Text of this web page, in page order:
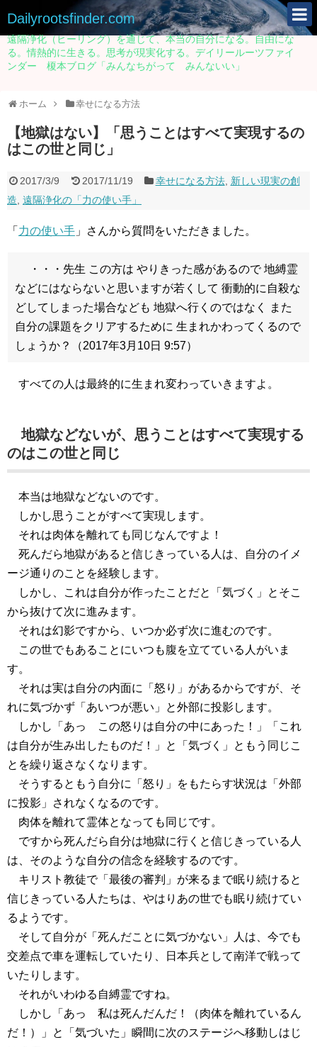
Dailyrootsfinder.com
遠隔浄化（ヒーリング）を通じて、本当の自分になる。自由にな
る。情熱的に生きる。思考が現実化する。デイリールーツファイ
ンダー 榎本ブログ「みんなちがって みんないい」
ホーム 幸せになる方法
【地獄はない】「思うことはすべて実現するの
はこの世と同じ」
2017/3/9 2017/11/19 幸せになる方法, 新しい現実の創
造 遠隔浄化の「力の使い手」
「 力の使い手 」さんから質問をいただきました。
・・・先生 この方は やりきった感があるので 地縛霊
などにはならないと思いますが若くして 衝動的に自殺な
どしてしまった場合なども 地獄へ行くのではなく また
自分の課題をクリアするために 生まれかわってくるので
しょうか？（2017年3月10日 9:57）
すべての人は最終的に生まれ変わっていきますよ。
地獄などないが、思うことはすべて実現する
のはこの世と同じ
本当は地獄などないのです。
しかし思うことがすべて実現します。
それは肉体を離れても同じなんですよ！
死んだら地獄があると信じきっている人は、自分のイメ
ージ通りのことを経験します。
しかし、これは自分が作ったことだと「気づく」とそこ
から抜けて次に進みます。
それは幻影ですから、いつか必ず次に進むのです。
この世でもあることにいつも腹を立てている人がいま
す。
それは実は自分の内面に「怒り」があるからですが、そ
れに気づかず「あいつが悪い」と外部に投影します。
しかし「あっ この怒りは自分の中にあった！」「これ
は自分が生み出したものだ！」と「気づく」ともう同じこ
とを繰り返さなくなります。
そうするともう自分に「怒り」をもたらす状況は「外部
に投影」されなくなるのです。
肉体を離れて霊体となっても同じです。
ですから死んだら自分は地獄に行くと信じきっている人
は、そのような自分の信念を経験するのです。
キリスト教徒で「最後の審判」が来るまで眠り続けると
信じきっている人たちは、やはりあの世でも眠り続けてい
るようです。
そして自分が「死んだことに気づかない」人は、今でも
交差点で車を運転していたり、日本兵として南洋で戦って
いたりします。
それがいわゆる自縛霊ですね。
しかし「あっ 私は死んだんだ！（肉体を離れているん
だ！）」と「気づいた」瞬間に次のステージへ移動しはじ